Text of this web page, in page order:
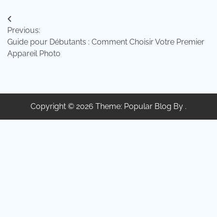
Navigation
de
l’article
Previous:
Guide pour Débutants : Comment Choisir Votre Premier
Appareil Photo
Copyright © 2026 Theme: Popular Blog By .